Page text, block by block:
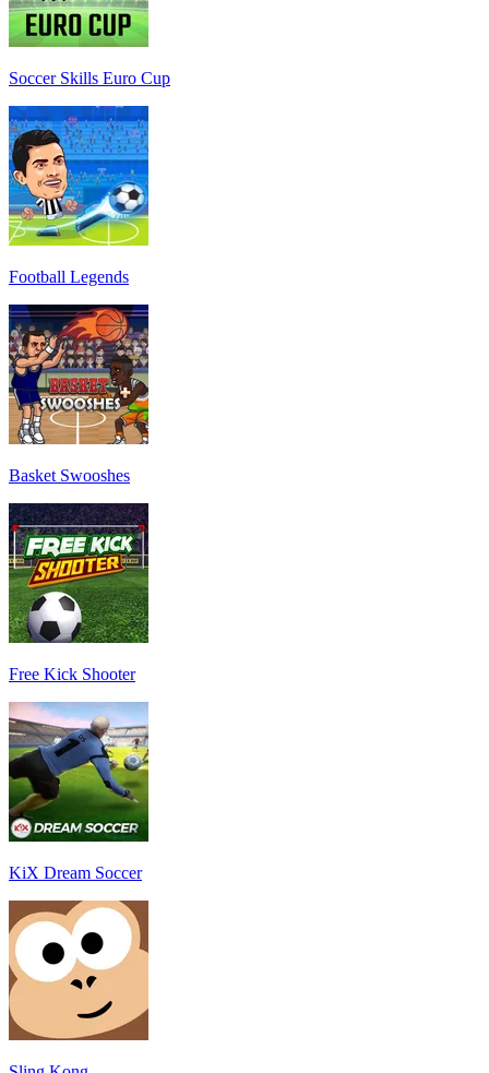
Soccer Skills Euro Cup
Football Legends
Basket Swooshes
Free Kick Shooter
KiX Dream Soccer